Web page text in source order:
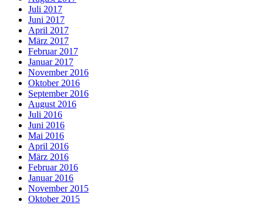
Juli 2017
Juni 2017
April 2017
März 2017
Februar 2017
Januar 2017
November 2016
Oktober 2016
September 2016
August 2016
Juli 2016
Juni 2016
Mai 2016
April 2016
März 2016
Februar 2016
Januar 2016
November 2015
Oktober 2015